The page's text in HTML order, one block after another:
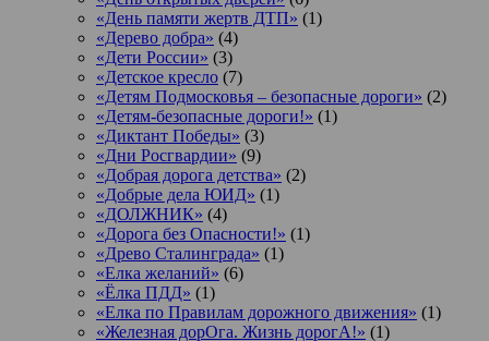
«День памяти жертв ДТП» (1)
«Дерево добра» (4)
«Дети России» (3)
«Детское кресло (7)
«Детям Подмосковья – безопасные дороги» (2)
«Детям-безопасные дороги!» (1)
«Диктант Победы» (3)
«Дни Росгвардии» (9)
«Добрая дорога детства» (2)
«Добрые дела ЮИД» (1)
«ДОЛЖНИК» (4)
«Дорога без Опасности!» (1)
«Древо Сталинграда» (1)
«Елка желаний» (6)
«Ёлка ПДД» (1)
«Елка по Правилам дорожного движения» (1)
«Железная дорОга. Жизнь дорогА!» (1)